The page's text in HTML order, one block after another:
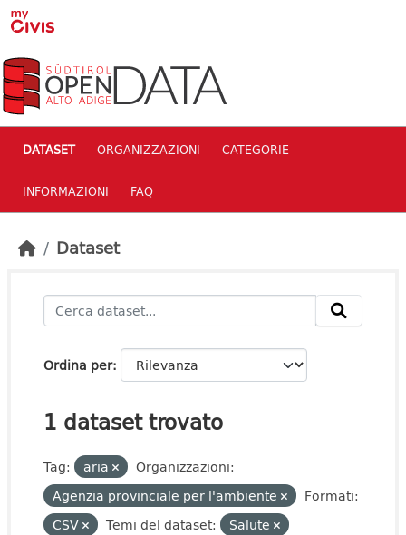
Skip to main content
DATASET ORGANIZZAZIONI CATEGORIE
INFORMAZIONI FAQ
Dataset
Ordina per
1 dataset trovato
Tag: aria
Organizzazioni:
Agenzia provinciale per l'ambiente
Formati:
CSV
Temi del dataset:
Salute